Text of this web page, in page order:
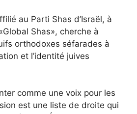
au Parti Shas d’Israël, à
Shas», cherche à
orthodoxes séfarades à
et l’identité juives
comme une voix pour les
est une liste de droite qui